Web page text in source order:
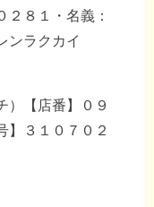
２８１・名義：
ンラクカイ
）【店番】０９
３１０７０２